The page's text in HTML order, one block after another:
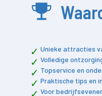
Unieke attracties
Volledige
Topservice en
Praktische tips en
Voor